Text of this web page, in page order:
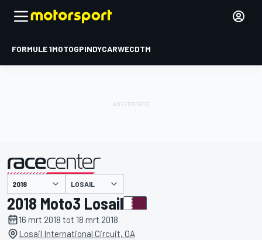
FORMULE 1MOTOGPINDYCARWECDTM
gepresenteerd door LOSAIL
2018 Moto3 Losail
16 mrt 2018 tot 18 mrt 2018
Losail International Circuit, QA